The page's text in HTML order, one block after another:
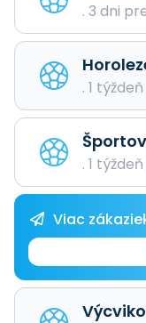
. 3 dni
. 1
. 1
Viac